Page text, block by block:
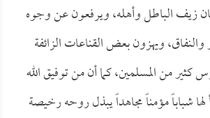
زيف الباطل وأهله، ويرفعون عن وجوه
والنفاق، ويهزون بعض القناعات الزائفة
من المسلمين، كما أن من توفيق الله
شباباً مؤمناً مجاهداً يبذل روحه رخيصة